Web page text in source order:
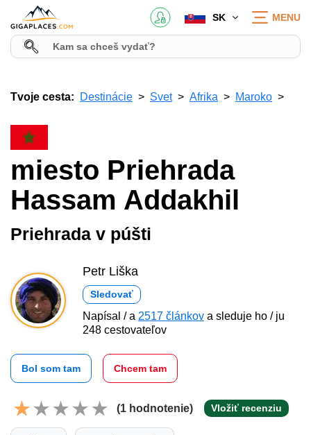
SK MENU
Tvoje cesta: Destinácie Svet Afrika Maroko
miesto Priehrada
Hassam Addakhil
Priehrada v púšti
Petr Liška
Sledovať
Napísal / a 2517 článkov a sleduje ho / ju
248 cestovateľov
Bol som tam Chcem tam
(1 hodnotenie) Vložiť recenziu